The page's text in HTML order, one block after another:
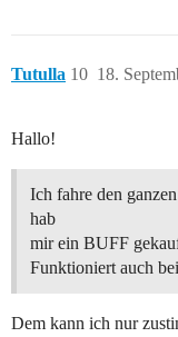
Tutulla 18.
10
Hallo!
Ich fahre den
hab
mir ein BUFF
Funktioniert auch
Dem kann ich nur